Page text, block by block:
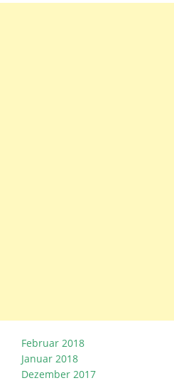
Februar 2018
Januar 2018
Dezember 2017